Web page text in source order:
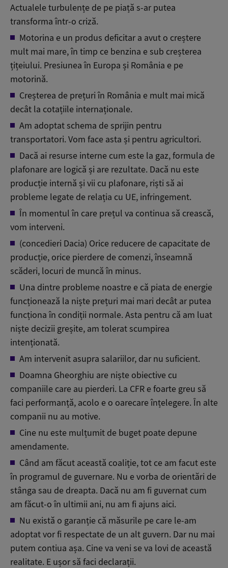
Actualele turbulențe de pe piață s-ar putea
transforma într-o criză.
Motorina e un produs deficitar a avut o creștere
mult mai mare, în timp ce benzina e sub creșterea
țițeiului. Presiunea în Europa și România e pe
motorină.
Creșterea de prețuri în România e mult mai mică
decât la cotațiile internaționale.
Am adoptat schema de sprijin pentru
transportatori. Vom face asta și pentru agricultori.
Dacă ai resurse interne cum este la gaz, formula de
plafonare are logică și are rezultate. Dacă nu este
producție internă și vii cu plafonare, riști să ai
probleme legate de relația cu UE, infringement.
În momentul în care prețul va continua să crească,
vom interveni.
(concedieri Dacia) Orice reducere de capacitate de
producție, orice pierdere de comenzi, înseamnă
scăderi, locuri de muncă în minus.
Una dintre probleme noastre e că piata de energie
funcționează la niște prețuri mai mari decât ar putea
funcționa în condiții normale. Asta pentru că am luat
niște decizii greșite, am tolerat scumpirea
intenționată.
Am intervenit asupra salariilor, dar nu suficient.
Doamna Gheorghiu are niște obiective cu
companiile care au pierderi. La CFR e foarte greu să
faci performanță, acolo e o oarecare înțelegere. În alte
companii nu au motive.
Cine nu este mulțumit de buget poate depune
amendamente.
Când am făcut această coaliție, tot ce am facut este
în programul de guvernare. Nu e vorba de orientări de
stânga sau de dreapta. Dacă nu am fi guvernat cum
am făcut-o în ultimii ani, nu am fi ajuns aici.
Nu există o garanție că măsurile pe care le-am
adoptat vor fi respectate de un alt guvern. Dar nu mai
putem contiua așa. Cine va veni se va lovi de această
realitate. E ușor să faci declarații.